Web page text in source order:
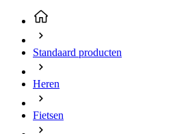
Standaard producten
Heren
Fietsen